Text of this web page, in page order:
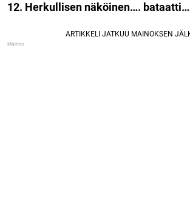
12. Herkullisen näköinen…. bataatti…